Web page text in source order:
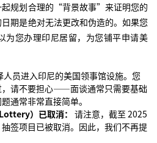
起规划合理的“背景故事”来证明您的
期是绝对无法更改和伪造的。如果您
为您办理印尼居留，为您铺平申请美
人员进入印尼的美国领事馆设施。您
，请不要担心——面谈通常只需要基础
通常非常直接简单。
）已取消： 请注意，截至 2025
签项目已被取消。因此，我们不再提